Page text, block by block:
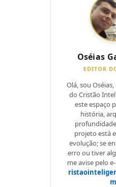
Oséias
EDITOR
Olá, sou
do Cristão
este espaço
história,
projeto está
evolução; se
erro ou tiver
me avise pelo
m